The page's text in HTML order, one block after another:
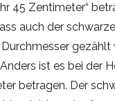
45 Zentimeter“
auch der
gezählt
ist es bei der
betragen. Der